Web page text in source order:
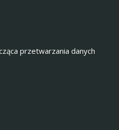
przetwarzania danych